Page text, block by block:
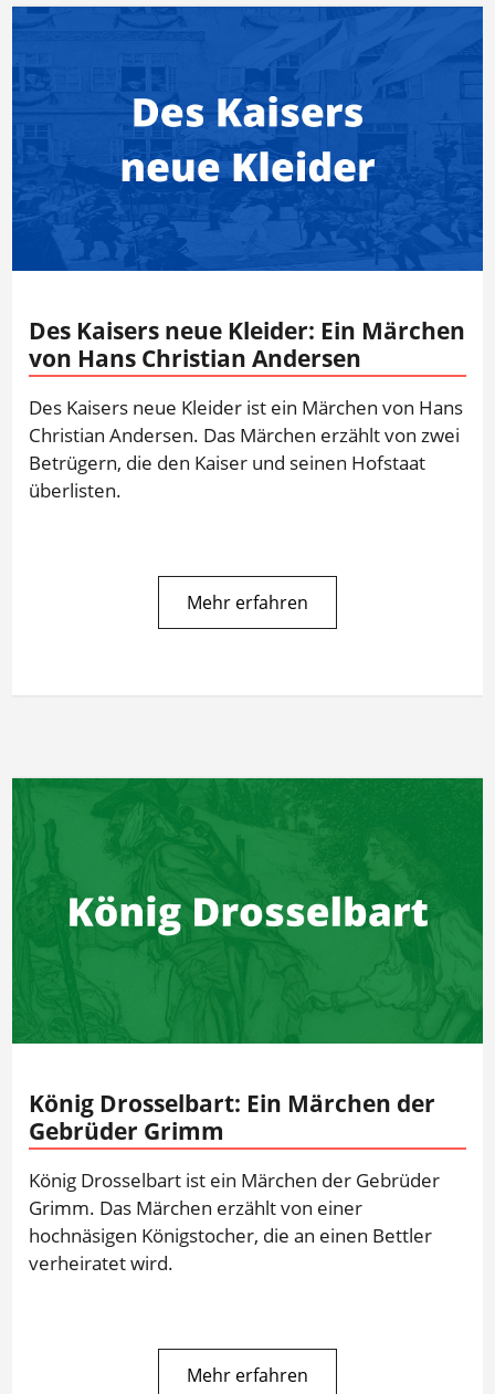
Des Kaisers neue Kleider: Ein Märchen
von Hans Christian Andersen
Des Kaisers neue Kleider ist ein Märchen von Hans
Christian Andersen. Das Märchen erzählt von zwei
Betrügern, die den Kaiser und seinen Hofstaat
überlisten.
Mehr erfahren
König Drosselbart: Ein Märchen der
Gebrüder Grimm
König Drosselbart ist ein Märchen der Gebrüder
Grimm. Das Märchen erzählt von einer
hochnäsigen Königstocher, die an einen Bettler
verheiratet wird.
Mehr erfahren